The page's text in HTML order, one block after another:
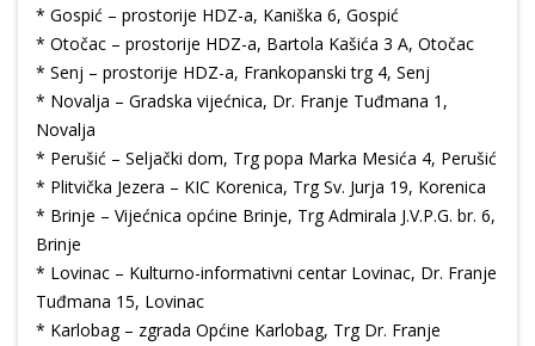
* Gospić – prostorije HDZ-a, Kaniška 6, Gospić
* Otočac – prostorije HDZ-a, Bartola Kašića 3 A, Otočac
* Senj – prostorije HDZ-a, Frankopanski trg 4, Senj
* Novalja – Gradska vijećnica, Dr. Franje Tuđmana 1,
Novalja
* Perušić – Seljački dom, Trg popa Marka Mesića 4, Perušić
* Plitvička Jezera – KIC Korenica, Trg Sv. Jurja 19, Korenica
* Brinje – Vijećnica općine Brinje, Trg Admirala J.V.P.G. br. 6,
Brinje
* Lovinac – Kulturno-informativni centar Lovinac, Dr. Franje
Tuđmana 15, Lovinac
* Karlobag – zgrada Općine Karlobag, Trg Dr. Franje